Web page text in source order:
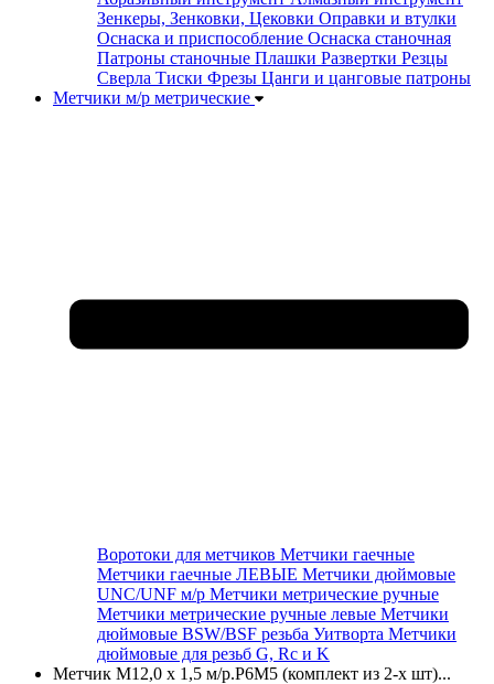
Зенкеры, Зенковки, Цековки Оправки и втулки
Оснаска и приспособление Оснаска станочная
Патроны станочные Плашки Развертки Резцы
Сверла Тиски Фрезы Цанги и цанговые патроны
Метчики м/р метрические
Воротоки для метчиков Метчики гаечные
Метчики гаечные ЛЕВЫЕ Метчики дюймовые
UNC/UNF м/р Метчики метрические ручные
Метчики метрические ручные левые Метчики
дюймовые BSW/BSF резьба Уитворта Метчики
дюймовые для резьб G, Rc и K
Метчик М12,0 х 1,5 м/р.Р6М5 (комплект из 2-х шт)...